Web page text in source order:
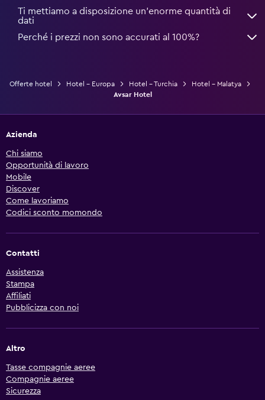
Ti mettiamo a disposizione un’enorme quantità di
dati
Perché i prezzi non sono accurati al 100%?
Offerte hotel Hotel - Europa Hotel - Turchia
Hotel - Malatya
Avsar Hotel
Azienda
Chi siamo
Opportunità di lavoro
Mobile
Discover
Come lavoriamo
Codici sconto momondo
Contatti
Assistenza
Stampa
Affiliati
Pubblicizza con noi
Altro
Tasse compagnie aeree
Compagnie aeree
Sicurezza